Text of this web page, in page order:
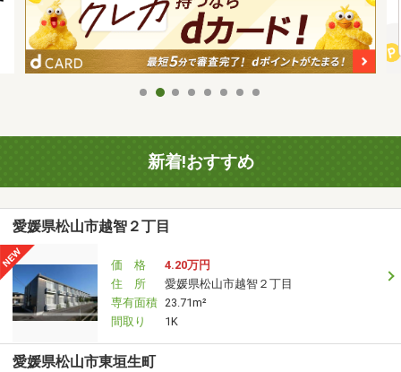
新着!おすすめ
愛媛県松山市越智２丁目
価 格
4.20万円
住 所
愛媛県松山市越智２丁目
専有面積 23.71m²
間取り
1K
愛媛県松山市東垣生町